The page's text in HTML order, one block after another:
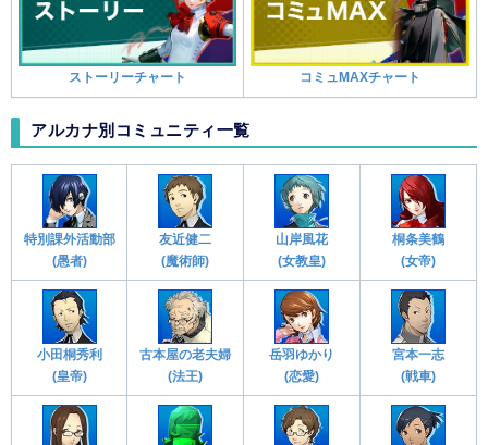
ストーリーチャート コミュMAXチャート
アルカナ別コミュニティ一覧
特別課外活動部
(愚者)
友近健二
(魔術師)
山岸風花
(女教皇)
桐条美鶴
(女帝)
小田桐秀利
(皇帝)
古本屋の老夫婦
(法王)
岳羽ゆかり
(恋愛)
宮本一志
(戦車)